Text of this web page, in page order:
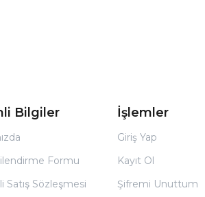
Bilgiler
Formu
Satış Sözleşmesi
İşlemler
Giriş Yap
Kayıt Ol
Şifremi Unuttum